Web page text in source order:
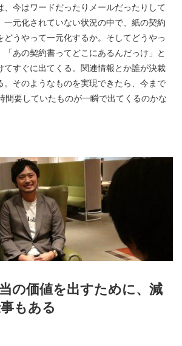
、今はワードだったりメールだったりして
一元化されていない状況の中で、紙の契約
うやって一元化するか。そしてどうやっ
「あの契約書ってどこにあるんだっけ」と
てすぐに出てくる。関連情報とか誰が決裁
。そのようなものを実現できたら、今まで
間要していたものが一瞬で出てくるのかな
の価値を出すために、減
もある